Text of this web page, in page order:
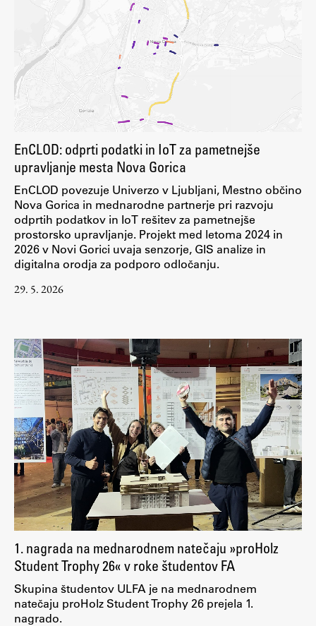
EnCLOD: odprti podatki in IoT za pametnejše
upravljanje mesta Nova Gorica
EnCLOD povezuje Univerzo v Ljubljani, Mestno občino
Nova Gorica in mednarodne partnerje pri razvoju
odprtih podatkov in IoT rešitev za pametnejše
prostorsko upravljanje. Projekt med letoma 2024 in
2026 v Novi Gorici uvaja senzorje, GIS analize in
digitalna orodja za podporo odločanju.
29. 5. 2026
1. nagrada na mednarodnem natečaju »proHolz
Student Trophy 26« v roke študentov FA
Skupina študentov ULFA je na mednarodnem
natečaju proHolz Student Trophy 26 prejela 1.
nagrado.